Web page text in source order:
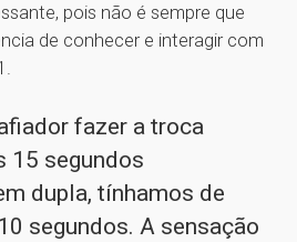
pois não é sempre que
de conhecer e interagir com
fazer a troca
15 segundos
dupla, tínhamos de
segundos. A sensação